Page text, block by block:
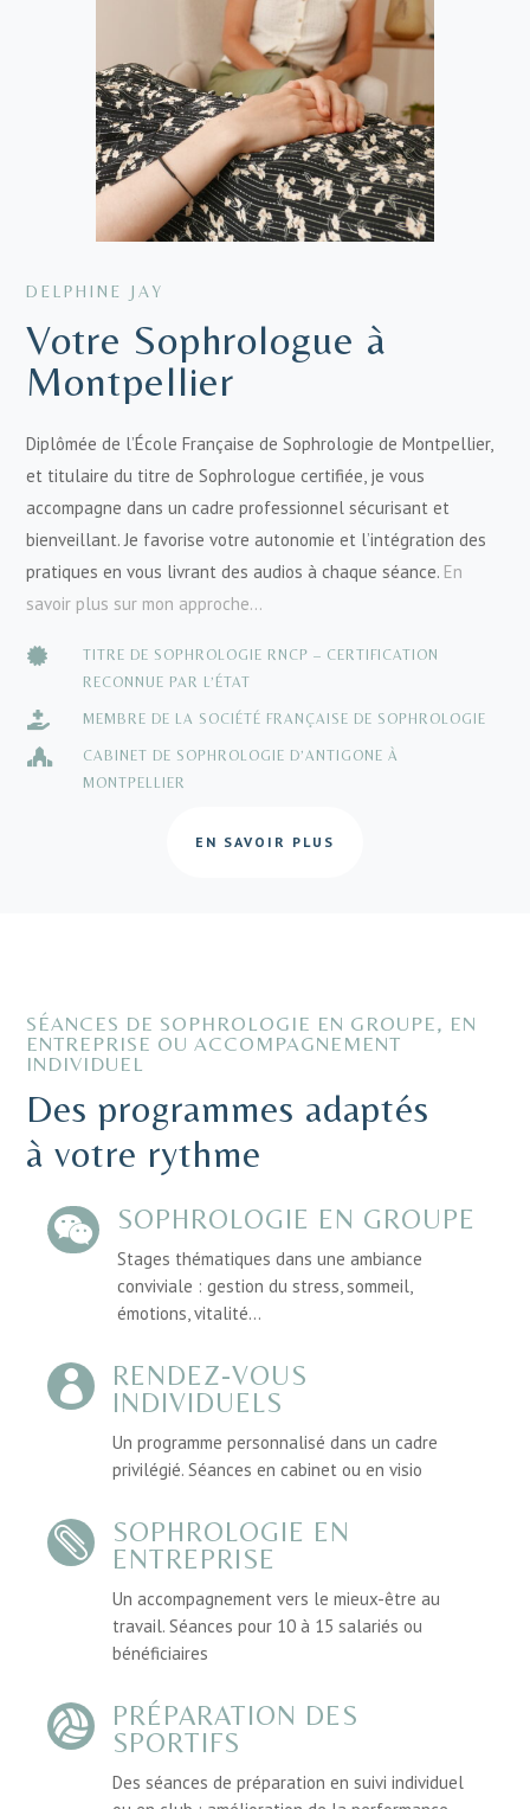
DELPHINE JAY
Votre Sophrologue à
Montpellier
Diplômée de l’École Française de Sophrologie de Montpellier,
et titulaire du titre de Sophrologue certifiée, je vous
accompagne dans un cadre professionnel sécurisant et
bienveillant. Je favorise votre autonomie et l’intégration des
pratiques en vous livrant des audios à chaque séance. En
savoir plus sur mon approche…

TITRE DE SOPHROLOGIE RNCP – CERTIFICATION
RECONNUE PAR L’ÉTAT
 MEMBRE DE LA SOCIÉTÉ FRANÇAISE DE SOPHROLOGIE

CABINET DE SOPHROLOGIE D’ANTIGONE À
MONTPELLIER
EN SAVOIR PLUS
SÉANCES DE SOPHROLOGIE EN GROUPE, EN
ENTREPRISE OU ACCOMPAGNEMENT
INDIVIDUEL
Des programmes adaptés
à votre rythme
 SOPHROLOGIE EN GROUPE
Stages thématiques dans une ambiance
conviviale : gestion du stress, sommeil,
émotions, vitalité…

RENDEZ-VOUS
INDIVIDUELS
Un programme personnalisé dans un cadre
privilégié. Séances en cabinet ou en visio

SOPHROLOGIE EN
ENTREPRISE
Un accompagnement vers le mieux-être au
travail. Séances pour 10 à 15 salariés ou
bénéficiaires

PRÉPARATION DES
SPORTIFS
Des séances de préparation en suivi individuel